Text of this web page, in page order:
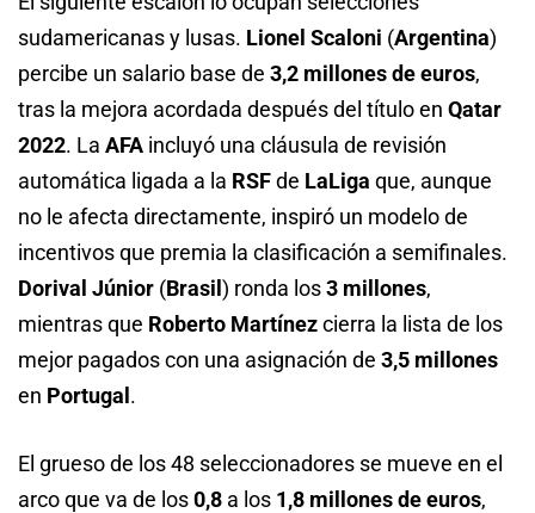
sudamericanas y lusas. Lionel Scaloni (Argentina)
percibe un salario base de 3,2 millones de euros,
tras la mejora acordada después del título en Qatar
2022. La AFA incluyó una cláusula de revisión
automática ligada a la RSFde LaLiga que, aunque
no le afecta directamente, inspiró un modelo de
incentivos que premia la clasificación a semifinales.
Dorival Júnior (Brasil ) ronda los3 millones,
mientras que Roberto Martínezcierra la lista de los
mejor pagados con una asignación de 3,5 millones
en Portugal .
El grueso de los 48 seleccionadores se mueve en el
arco que va de los0,8 a los 1,8 millones de euros,